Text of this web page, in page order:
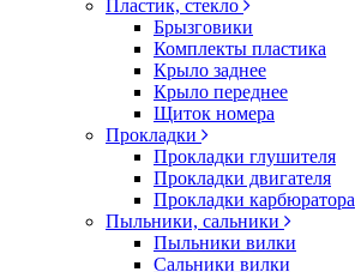
Пластик, стекло
Брызговики
Комплекты пластика
Крыло заднее
Крыло переднее
Щиток номера
Прокладки
Прокладки глушителя
Прокладки двигателя
Прокладки карбюратора
Пыльники, сальники
Пыльники вилки
Сальники вилки